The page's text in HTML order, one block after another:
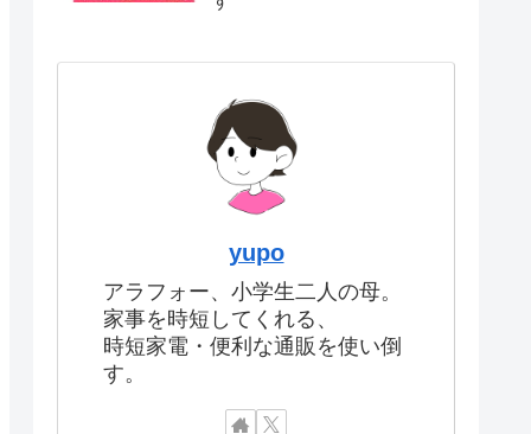
yupo
アラフォー、小学生二人の母。
家事を時短してくれる、
時短家電・便利な通販を使い倒
す。